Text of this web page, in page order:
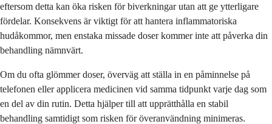
eftersom detta kan öka risken för biverkningar utan att ge ytterligare
fördelar. Konsekvens är viktigt för att hantera inflammatoriska
hudåkommor, men enstaka missade doser kommer inte att påverka din
behandling nämnvärt.
Om du ofta glömmer doser, överväg att ställa in en påminnelse på
telefonen eller applicera medicinen vid samma tidpunkt varje dag som
en del av din rutin. Detta hjälper till att upprätthålla en stabil
behandling samtidigt som risken för överanvändning minimeras.